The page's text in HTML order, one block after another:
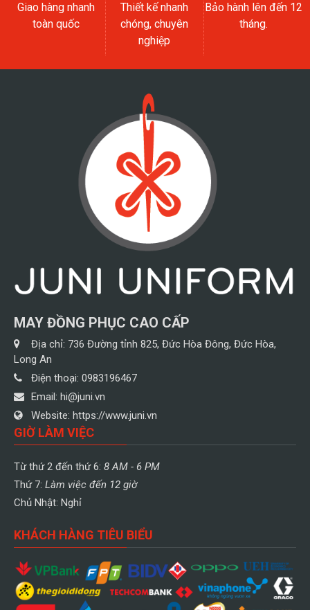
Giao hàng nhanh
toàn quốc
Thiết kế nhanh
chóng, chuyên
nghiệp
Bảo hành lên đến 12
tháng.
MAY ĐỒNG PHỤC CAO CẤP
Địa chỉ: 736 Đường tỉnh 825, Đức Hòa Đông, Đức Hòa,
Long An
Điện thoại: 0983196467
Email: hi@juni.vn
Website: https://www.juni.vn
GIỜ LÀM VIỆC
Từ thứ 2 đến thứ 6: 8 AM - 6 PM
Thứ 7: Làm việc đến 12 giờ
Chủ Nhật: Nghỉ
KHÁCH HÀNG TIÊU BIỂU